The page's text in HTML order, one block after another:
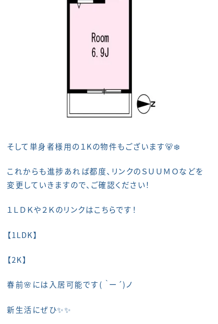
そして単身者様用の１Kの物件もございます🐻‍❄️
これからも進捗あれば都度、リンクのＳＵＵＭＯなどを
変更していきますので、ご確認ください！
１ＬＤＫや２Ｋのリンクはこちらです！
【1LDK】
【2K】
春前🌸には入居可能です( ｀ー´)ノ
新生活にぜひ✨✨